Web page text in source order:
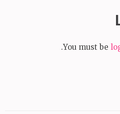
You must be